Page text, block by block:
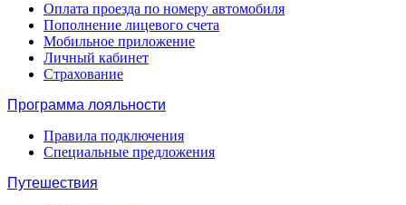
Оплата проезда по номеру автомобиля
Пополнение лицевого счета
Мобильное приложение
Личный кабинет
Страхование
Программа лояльности
Правила подключения
Специальные предложения
Путешествия